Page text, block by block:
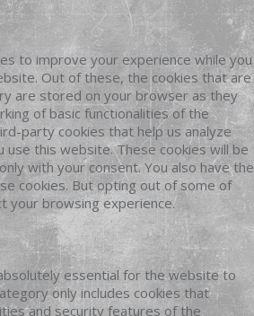
to improve your experience while you
Out of these, the cookies that are
are stored on your browser as they
of basic functionalities of the
party cookies that help us analyze
use this website. These cookies will be
with your consent. You also have the
cookies. But opting out of some of
your browsing experience.
essential for the website to
only includes cookies that
and security features of the